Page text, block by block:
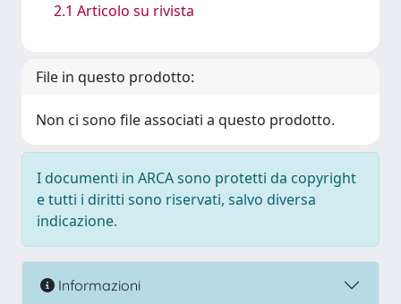
2.1 Articolo su rivista
File in questo prodotto:
Non ci sono file associati a questo prodotto.
I documenti in ARCA sono protetti da copyright
e tutti i diritti sono riservati, salvo diversa
indicazione.
Informazioni